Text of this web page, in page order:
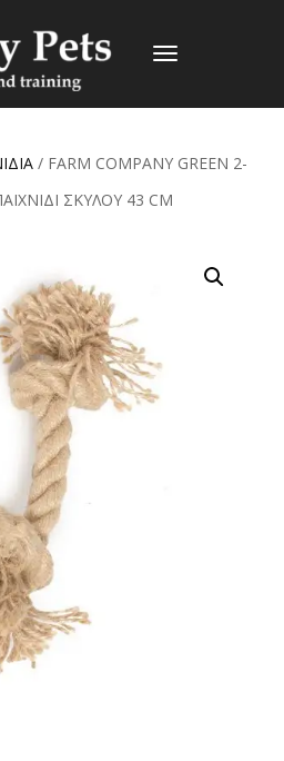
TOGGLE
/ FARM COMPANY GREEN 2-
ΣΚΥΛΟΥ 43 CM